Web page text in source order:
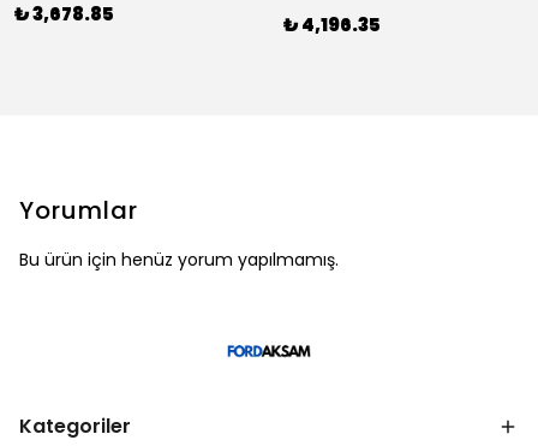
₺ 3,678.85 ₺ 4,196.35
Yorumlar
Bu ürün için henüz yorum yapılmamış.
Kategoriler